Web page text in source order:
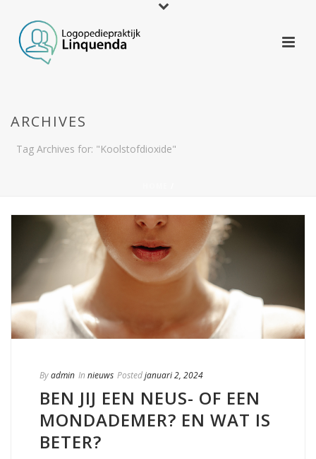
ARCHIVES
Tag Archives for: "Koolstofdioxide"
Byadmin In nieuws Postedjanuari 2, 2024
BEN JIJ EEN NEUS- OF EEN
MONDADEMER? EN WAT IS
BETER?